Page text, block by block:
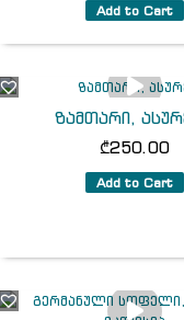
Add to Cart
ზამთარი,
₾250.00
Add to Cart